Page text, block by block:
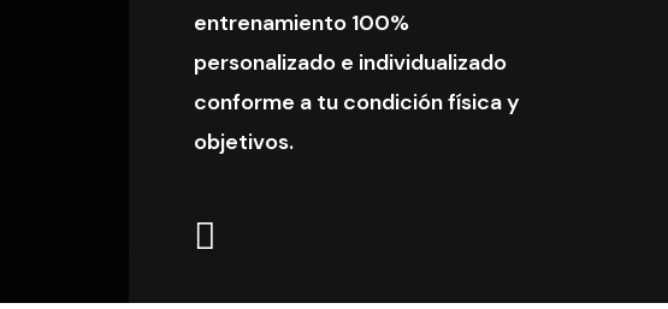
entrenamiento 100%
personalizado e individualizado
conforme a tu condición física y
objetivos.